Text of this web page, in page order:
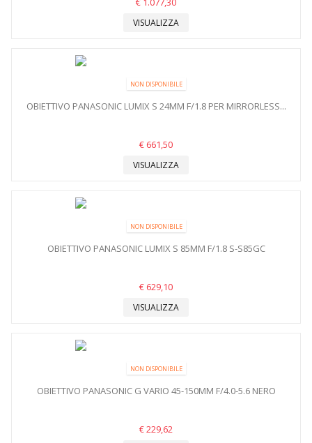
VISUALIZZA
NON DISPONIBILE
OBIETTIVO PANASONIC LUMIX S 24MM F/1.8 PER MIRRORLESS...
€ 661,50
VISUALIZZA
NON DISPONIBILE
OBIETTIVO PANASONIC LUMIX S 85MM F/1.8 S-S85GC
€ 629,10
VISUALIZZA
NON DISPONIBILE
OBIETTIVO PANASONIC G VARIO 45-150MM F/4.0-5.6 NERO
€ 229,62